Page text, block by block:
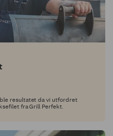
resultatet da vi utfordret
fra Grill Perfekt.